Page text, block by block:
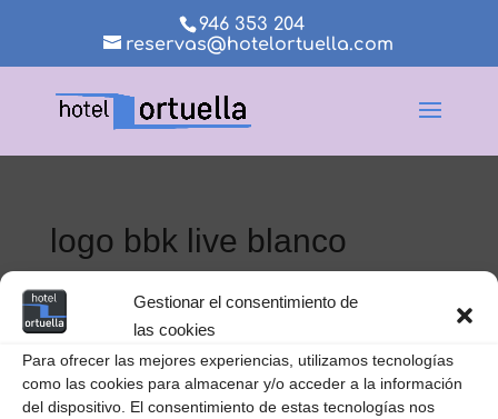
Gestionar el consentimiento de
las cookies
Para ofrecer las mejores experiencias, utilizamos tecnologías
como las cookies para almacenar y/o acceder a la información
del dispositivo. El consentimiento de estas tecnologías nos
946 353 204
reservas@hotelortuella.com
logo bbk live blanco